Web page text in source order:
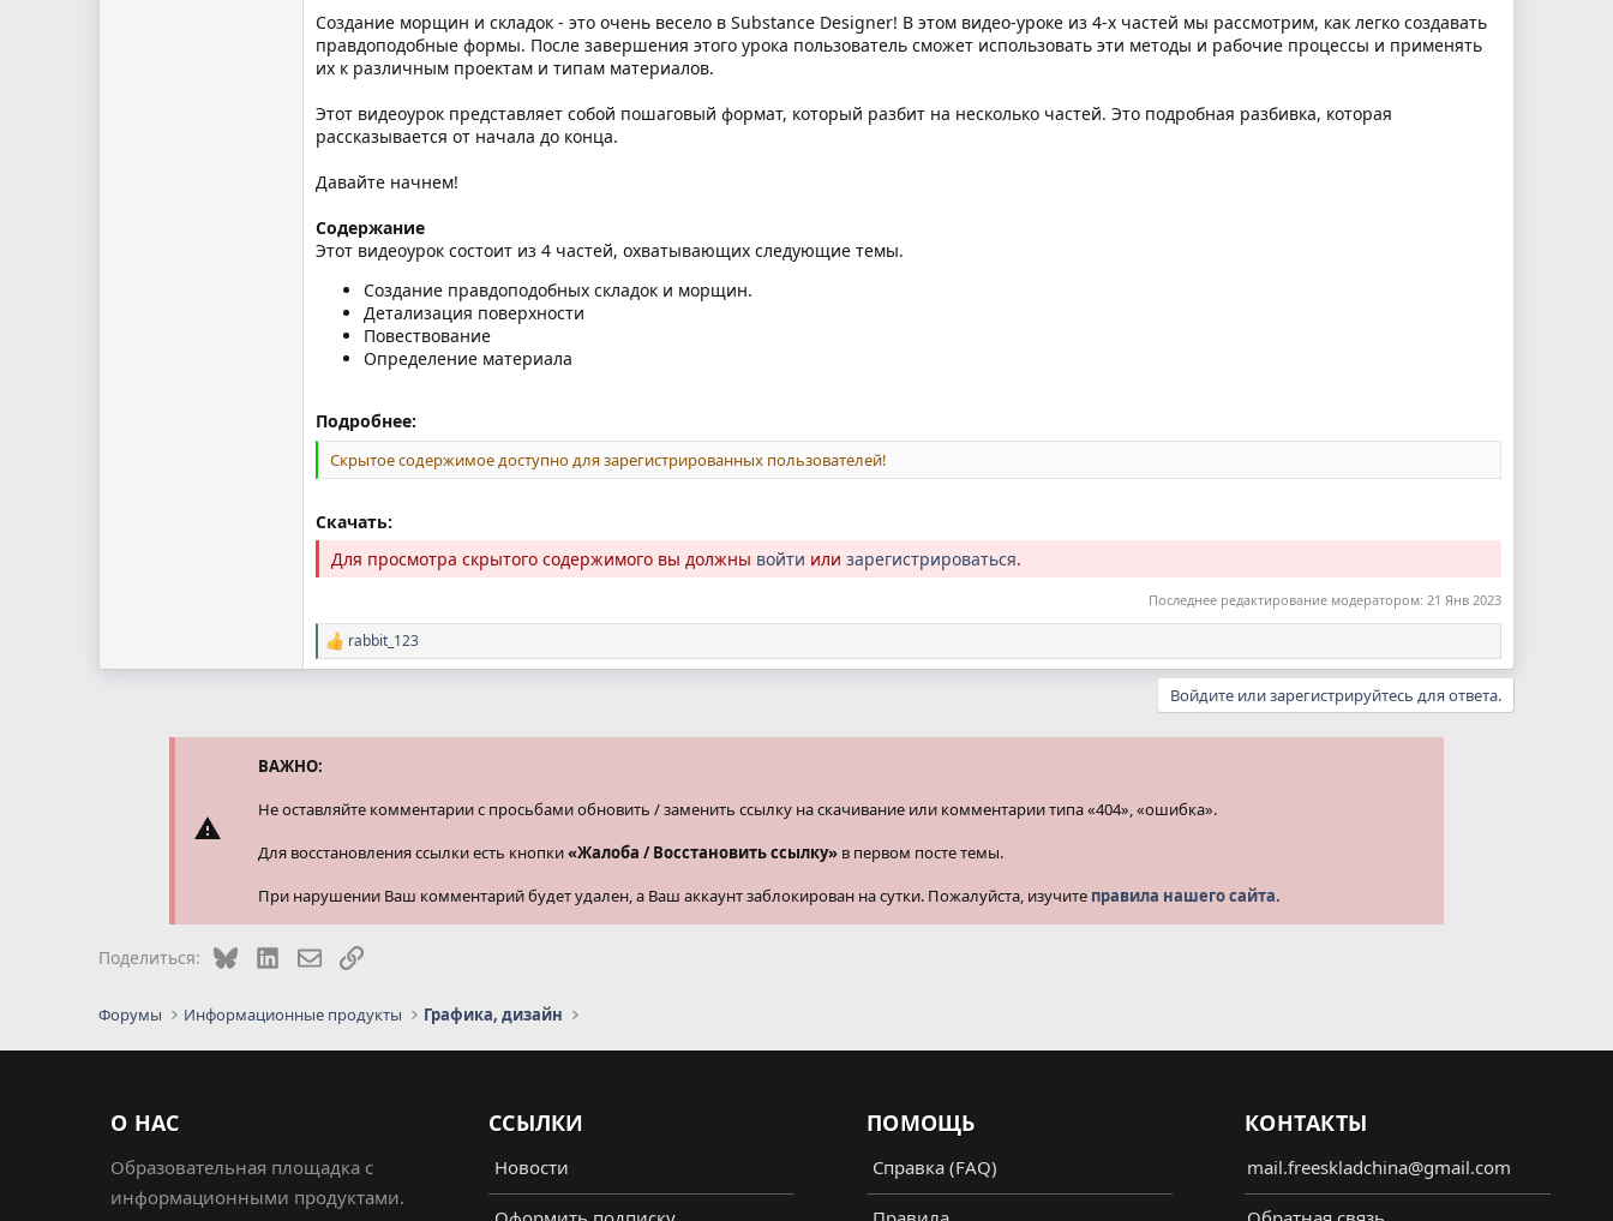
Создание морщин и складок - это очень весело в Substance Designer! В этом видео-уроке из 4-х частей мы рассмотрим, как легко создавать
правдоподобные формы. После завершения этого урока пользователь сможет использовать эти методы и рабочие процессы и применять
их к различным проектам и типам материалов.
Этот видеоурок представляет собой пошаговый формат, который разбит на несколько частей. Это подробная разбивка, которая
рассказывается от начала до конца.
Давайте начнем!
Содержание
Этот видеоурок состоит из 4 частей, охватывающих следующие темы.
Создание правдоподобных складок и морщин.
Детализация поверхности
Повествование
Определение материала
Подробнее:
Скрытое содержимое доступно для зарегистрированных пользователей!
Скачать:
Для просмотра скрытого содержимого вы должны войти или зарегистрироваться.
Последнее редактирование модератором: 21 Янв 2023
Р
е
rabbit_123
Войдите или зарегистрируйтесь для ответа.
ВАЖНО:
Не оставляйте комментарии с просьбами обновить / заменить ссылку на скачивание или комментарии типа «404», «ошибка».
Для восстановления ссылки есть кнопки«Жалоба / Восстановить ссылку» в первом посте темы.
При нарушении Ваш комментарий будет удален, а Ваш аккаунт заблокирован на сутки. Пожалуйста, изучите правила нашего сайта.
Поделиться: BlueskyLinkedInЭлектронная почта
Ссылка
Форумы Информационные продукты Графика, дизайн
О НАС
Образовательная площадка с
информационными продуктами.
ССЫЛКИ
Новости
ПОМОЩЬ
Справка (FAQ)
КОНТАКТЫ
mail.freeskladchina@gmail.com